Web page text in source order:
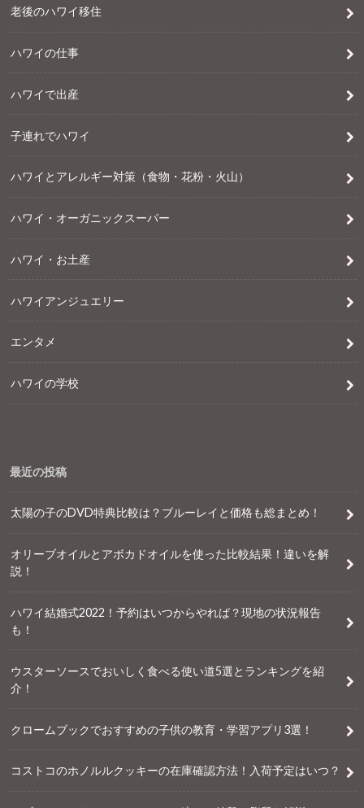
老後のハワイ移住
ハワイの仕事
ハワイで出産
子連れでハワイ
ハワイとアレルギー対策（食物・花粉・火山）
ハワイ・オーガニックスーパー
ハワイ・お土産
ハワイアンジュエリー
エンタメ
ハワイの学校
最近の投稿
太陽の子のDVD特典比較は？ブルーレイと価格も総まとめ！
オリーブオイルとアボカドオイルを使った比較結果！違いを解
説！
ハワイ結婚式2022！予約はいつからやれば？現地の状況報告
も！
ウスターソースでおいしく食べる使い道5選とランキングを紹
介！
クロームブックでおすすめの子供の教育・学習アプリ3選！
コストコのホノルルクッキーの在庫確認方法！入荷予定はいつ？